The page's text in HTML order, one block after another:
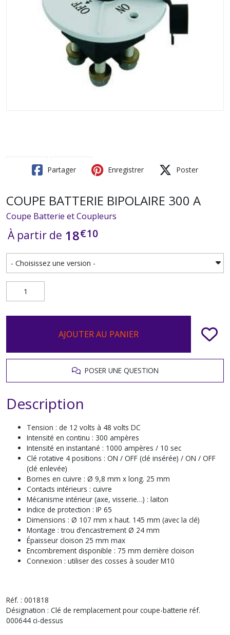
Partager Enregistrer Poster
COUPE BATTERIE BIPOLAIRE 300 A
Coupe Batterie et Coupleurs
À partir de 18€10
AJOUTER AU PANIER
POSER UNE QUESTION
Description
Tension : de 12 volts à 48 volts DC
Intensité en continu : 300 ampères
Intensité en instantané : 1000 ampères / 10 sec
Clé rotative 4 positions : ON / OFF (clé insérée) / ON / OFF
(clé enlevée)
Bornes en cuivre : Ø 9,8 mm x long. 25 mm
Contacts intérieurs : cuivre
Mécanisme intérieur (axe, visserie…) : laiton
Indice de protection : IP 65
Dimensions : Ø 107 mm x haut. 145 mm (avec la clé)
Montage : trou d’encastrement Ø 24 mm
Épaisseur cloison 25 mm max
Encombrement disponible : 75 mm derrière cloison
Connexion : utiliser des cosses à souder M10
Réf. : 001818
Désignation : Clé de remplacement pour coupe-batterie réf.
000644 ci-dessus